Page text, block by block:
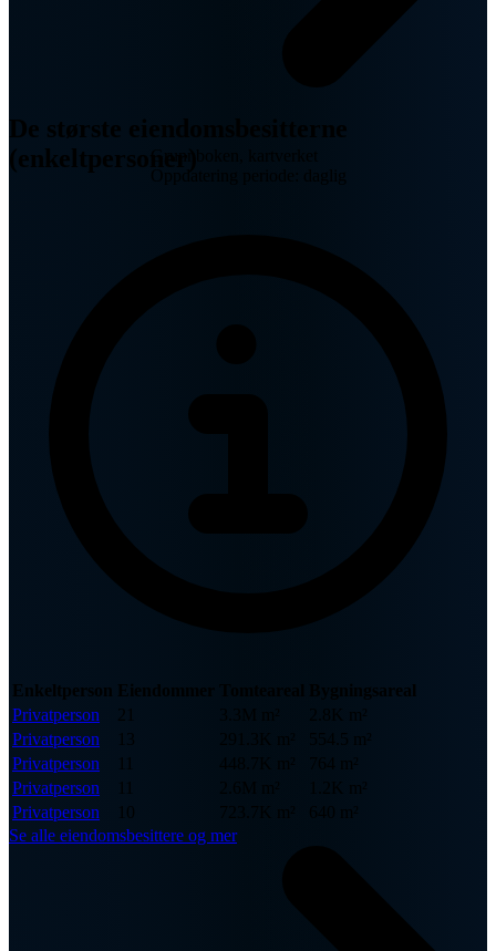
De største eiendomsbesitterne
(enkeltpersoner)
Oppdatering periode: daglig
Enkeltperson Eiendommer
Bygningsareal
Privatperson
21
2.8K m²
Privatperson
13
554.5 m²
Privatperson
11
Privatperson
11
1.2K m²
Privatperson
10
Se alle eiendomsbesittere og mer